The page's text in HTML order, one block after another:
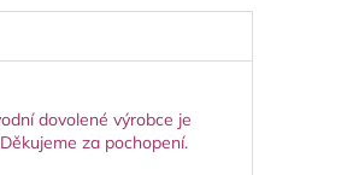
dovolené výrobce je
za pochopení.